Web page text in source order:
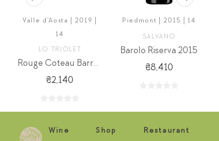
Valle d'Aosta | 2019 |
14
LO TRIOLET
Rouge Coteau Barrage
₴2,140
Piedmont | 2015 | 14
SALVANO
Barolo Riserva 2015
₴8,410
Wine
Shop
Restaurant